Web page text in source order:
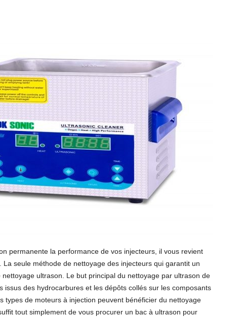
permanente la performance de vos injecteurs, il vous revient
seule méthode de nettoyage des injecteurs qui garantit un
nettoyage ultrason. Le but principal du nettoyage par ultrason de
issus des hydrocarbures et les dépôts collés sur les composants
types de moteurs à injection peuvent bénéficier du nettoyage
tout simplement de vous procurer un bac à ultrason pour